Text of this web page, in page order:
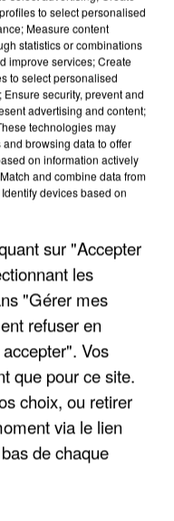
LES REFUGES
to select personalised
Measure content
statistics or combinations
improve services; Create
to select personalised
security, prevent and
advertising and content;
technologies may
browsing data to offer
on information actively
and combine data from
devices based on
sur "Accepter
les
"Gérer mes
refuser en
Vos
que pour ce site.
choix, ou retirer
via le lien
de chaque